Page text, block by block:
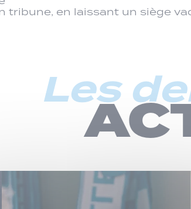
tribune, en laissant un siège
Les